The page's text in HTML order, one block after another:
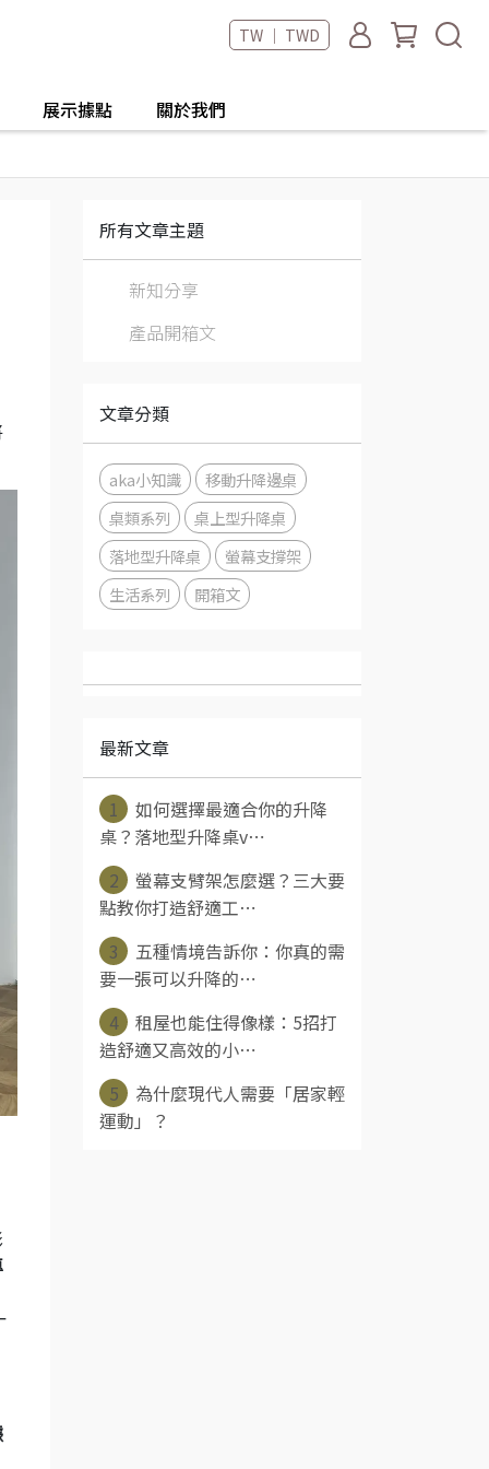
TW ｜ TWD
展示據點 關於我們
所有文章主題
新知分享
產品開箱文
文章分類
aka小知識
移動升降邊桌
桌類系列
桌上型升降桌
落地型升降桌
螢幕支撐架
生活系列
開箱文
最新文章
1
如何選擇最適合你的升降
桌？落地型升降桌v⋯
2
螢幕支臂架怎麼選？三大要
點教你打造舒適工⋯
3
五種情境告訴你：你真的需
要一張可以升降的⋯
4
租屋也能住得像樣：5招打
造舒適又高效的小⋯
5
為什麼現代人需要「居家輕
運動」？